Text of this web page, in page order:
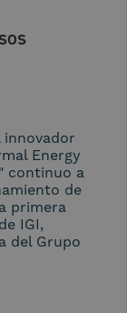
Energy
continuo a
de
primera
IGI,
del Grupo